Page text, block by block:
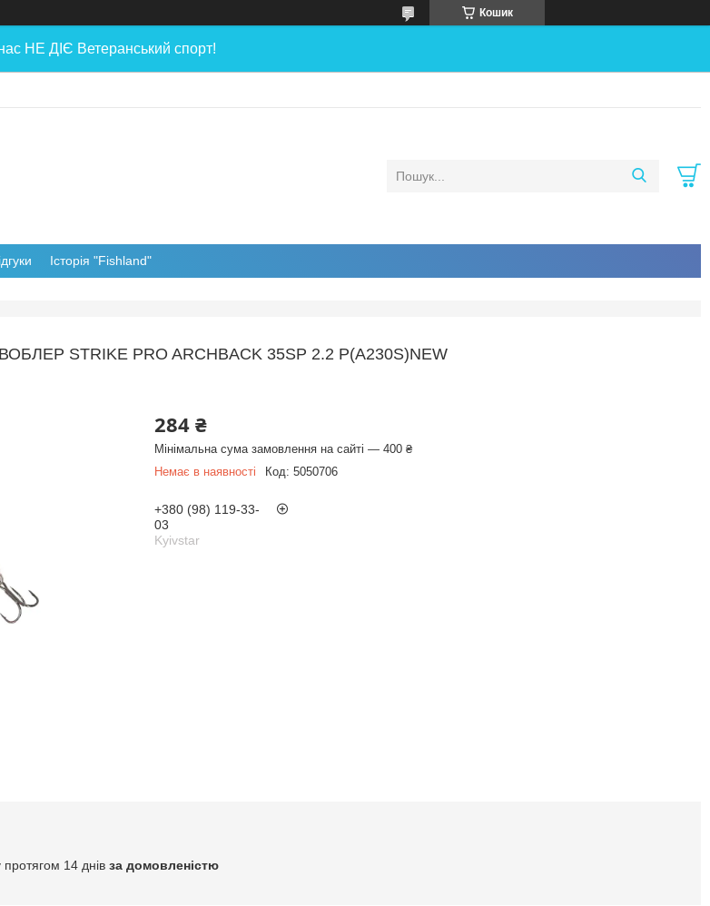
Кошик
НЕ ДІЄ Ветеранський спорт!
Історія "Fishland"
ВОБЛЕР STRIKE PRO ARCHBACK 35SP 2.2 Р(A230S)NEW
284 ₴
Мінімальна сума замовлення на сайті — 400 ₴
Немає в наявності
Код: 5050706
+380 (98) 119-33-
03
Kyivstar
14 днів за домовленістю